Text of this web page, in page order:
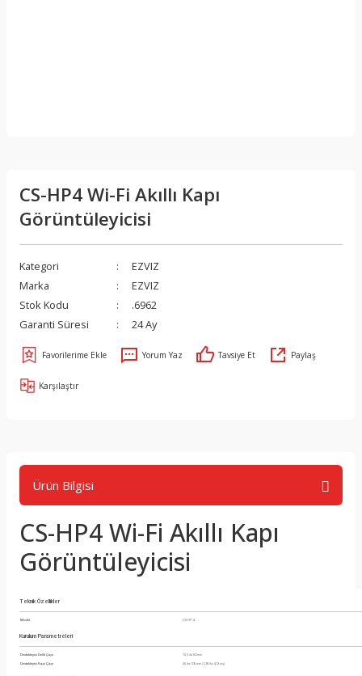
CS-HP4 Wi-Fi Akıllı Kapı
Görüntüleyicisi
Kategori
EZVIZ
Marka
EZVIZ
Stok Kodu
.6962
Garanti Süresi
24 Ay
Yorum Yaz Tavsiye Et Paylaş
Karşılaştır
Ürün Bilgisi
CS-HP4 Wi-Fi Akıllı Kapı
Görüntüleyicisi
Teknik Özellikler
Model CS-HP4
Kurulum Parametreleri
Destekleyici Delik Çapı 15,5 ila 50 mm
Destekleyici Kapı Çapı 35 ila 105 mm (1,38 ila 4,13 inç)